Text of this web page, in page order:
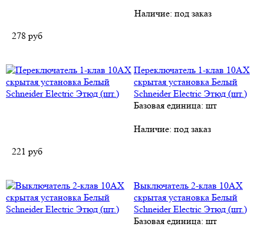
Наличие: под заказ
278 руб
Переключатель 1-клав 10АХ
скрытая установка Белый
Schneider Electric Этюд (шт.)
Базовая единица: шт
Наличие: под заказ
221 руб
Выключатель 2-клав 10АХ
скрытая установка Белый
Schneider Electric Этюд (шт.)
Базовая единица: шт